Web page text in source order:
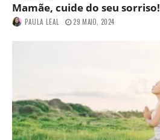
Mamãe, cuide do seu sorriso!
PAULA LEAL 29 MAIO, 2024